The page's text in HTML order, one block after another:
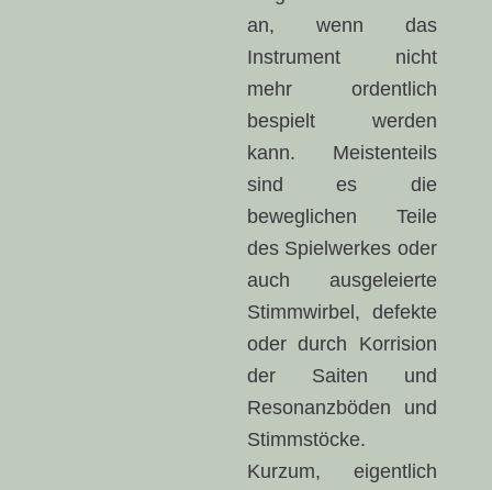
an, wenn das
Instrument nicht
mehr ordentlich
bespielt werden
kann. Meistenteils
sind es die
beweglichen Teile
des Spielwerkes oder
auch ausgeleierte
Stimmwirbel, defekte
oder durch Korrision
der Saiten und
Resonanzböden und
Stimmstöcke.
Kurzum, eigentlich